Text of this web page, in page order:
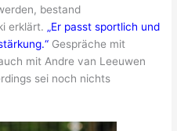
bestand
erklärt. „Er passt sportlich und
Gespräche mit
mit Andre van Leeuwen
sei noch nichts